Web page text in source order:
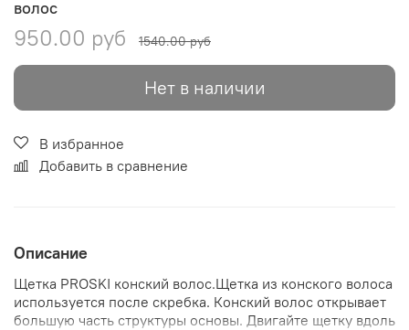
волос
950.00 руб 1540.00 руб
Нет в наличии
В избранное
Добавить в сравнение
Описание
Щетка PROSKI конский волос.Щетка из конского волоса
используется после скребка. Конский волос открывает
большую часть структуры основы. Двигайте щетку вдоль